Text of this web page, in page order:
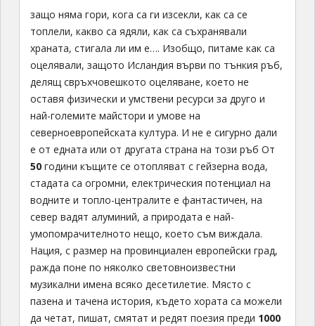
защо няма гори, кога са ги изсекли, как са се
топлели, какво са ядяли, как са съхранявали
храната, стигала ли им е…. Изобщо, питаме как са
оцелявали, защото Исландия върви по тънкия ръб,
делящ свръхчовешкото оцеляване, което не
оставя физически и умствени ресурси за друго и
най-големите майстори и умове на
северноевропейската култура. И не е сигурно дали
е от едната или от другата страна на този ръб От
50години къщите се отопляват с гейзерна вода,
стадата са огромни, електрическия потенциал на
водните и топло-централите е фантастичен, на
север вадят алуминий, а природата е най-
умопомрачителното нещо, което съм виждала.
Нация, с размер на провинциален европейски град,
ражда поне по няколко световноизвестни
музикални имена всяко десетилетие. Място с
пазена и тачена история, където хората са можели
да четат, пишат, смятат и редят поезия преди 1000